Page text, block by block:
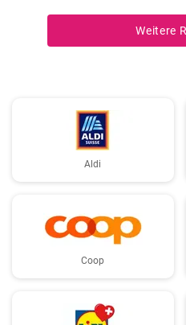
Gäste werden sie lieben .
Weitere
Aldi
Coop